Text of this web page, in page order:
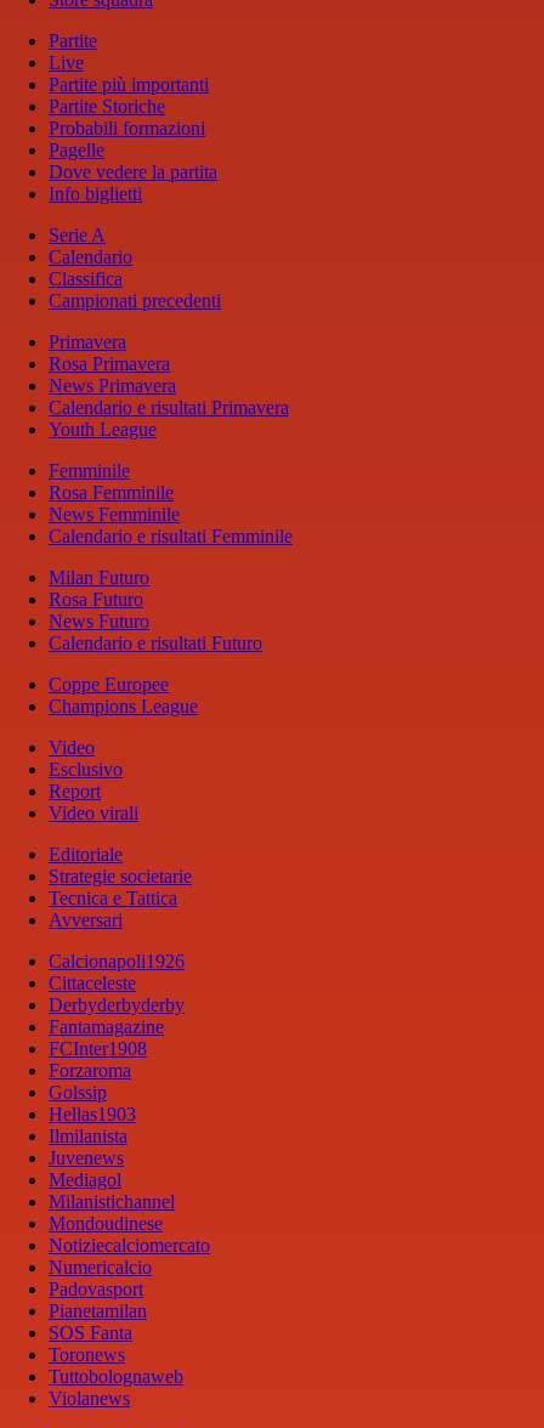
Partite
Live
Partite più importanti
Partite Storiche
Probabili formazioni
Pagelle
Dove vedere la partita
Info biglietti
Serie A
Calendario
Classifica
Campionati precedenti
Primavera
Rosa Primavera
News Primavera
Calendario e risultati Primavera
Youth League
Femminile
Rosa Femminile
News Femminile
Calendario e risultati Femminile
Milan Futuro
Rosa Futuro
News Futuro
Calendario e risultati Futuro
Coppe Europee
Champions League
Video
Esclusivo
Report
Video virali
Editoriale
Strategie societarie
Tecnica e Tattica
Avversari
Calcionapoli1926
Cittaceleste
Derbyderbyderby
Fantamagazine
FCInter1908
Forzaroma
Golssip
Hellas1903
Ilmilanista
Juvenews
Mediagol
Milanistichannel
Mondoudinese
Notiziecalciomercato
Numericalcio
Padovasport
Pianetamilan
SOS Fanta
Toronews
Tuttobolognaweb
Violanews